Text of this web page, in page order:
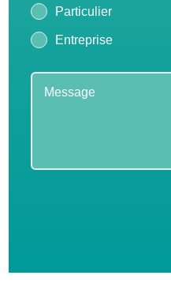
Particulier
Entreprise